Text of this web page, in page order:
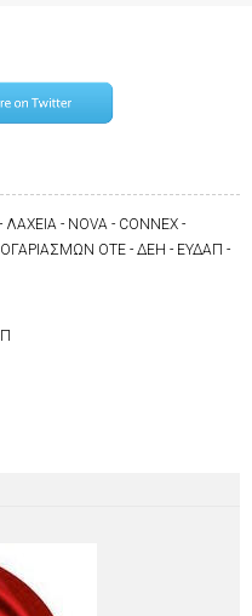
- NOVA - CONNEX -
ΟΤΕ - ΔΕΗ - ΕΥΔΑΠ -